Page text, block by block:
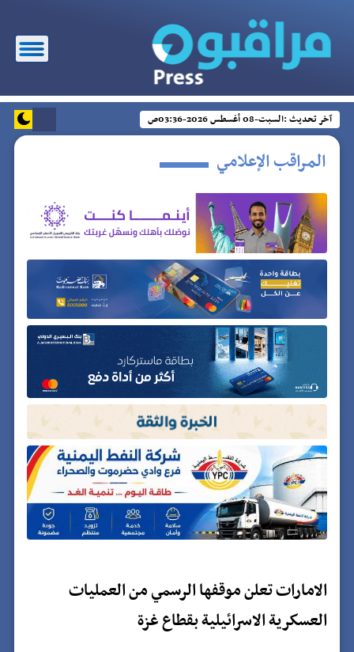
آخر تحديث :السبت-08 أغسطس 2026-03:36ص
المراقب الإعلامي
الامارات تعلن موقفها الرسمي من العمليات
العسكرية الاسرائيلية بقطاع غزة